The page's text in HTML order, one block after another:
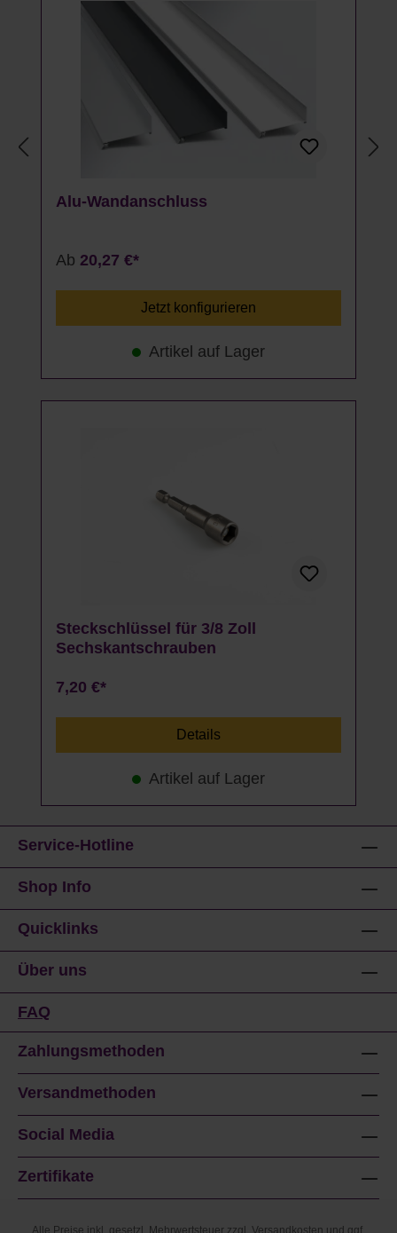
Alu-Wandanschluss
Ab 20,27 €*
Jetzt konfigurieren
Artikel auf Lager
Steckschlüssel für 3/8 Zoll
Sechskantschrauben
7,20 €*
Details
Artikel auf Lager
Service-Hotline
Shop Info
Quicklinks
Über uns
FAQ
Zahlungsmethoden
Versandmethoden
Social Media
Zertifikate
Alle Preise inkl. gesetzl. Mehrwertsteuer zzgl. Versandkosten und ggf.